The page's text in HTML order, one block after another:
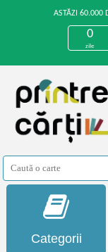
ASTĂZI 60.000
0
zile
Categorii